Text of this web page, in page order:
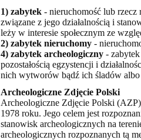
1) zabytek - nieruchomość lub rzecz
związane z jego działalnością i
leży w interesie społecznym ze
2) zabytek nieruchomy -
4) zabytek archeologiczny -
pozostałością egzystencji i
nich wytworów bądź ich śladów
Archeologiczne Zdjęcie Polski
Archeologiczne Zdjęcie Polski
1978 roku. Jego celem jest
stanowisk archeologicznych na
archeologicznych rozpoznanych tą